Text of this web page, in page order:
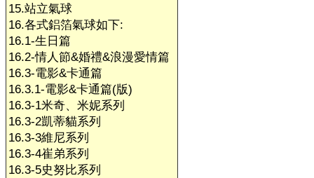
15.站立氣球
16.各式鋁箔氣球如下:
16.1-生日篇
16.2-情人節&婚禮&浪漫愛情篇
16.3-電影&卡通篇
16.3.1-電影&卡通篇(版)
16.3-1米奇、米妮系列
16.3-2凱蒂貓系列
16.3-3維尼系列
16.3-4崔弟系列
16.3-5史努比系列